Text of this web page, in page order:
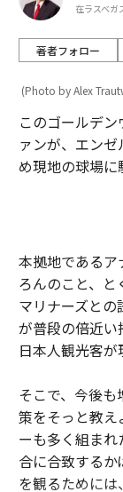
在ラスベガ
著者フォロー
(Photo by Alex
このゴールデ
ァンが、エン
め現地の球場に
本拠地であるア
ろんのこと、
マリナーズと
が普段の倍近
日本人観光客が
そこで、今後
策をそっと教え
ーも多く組ま
合に合致する
を観るために